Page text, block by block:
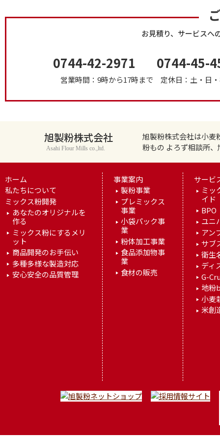
お見積り、サービスへ
0744-42-2971 0744-45-
営業時間：9時から17時まで 定休日：土・日
旭製粉株式会社
Asahi Flour Mills co.,ltd.
旭製粉株式会社は小麦
粉もの よろず相談所
ホーム
私たちについて
ミックス粉開発
あなたのオリジナルを
作る
ミックス粉にするメリ
ット
商品開発のお手伝い
多種多様な製造対応
安心安全の品質管理
事業案内
製粉事業
プレミックス
事業
小袋パック事
業
粉体加工事業
食品添加物事
業
食材の販売
サービ
ミッ
イド
BPO
ユニ
アン
サブ
衛生
ディ
G-
地粉
小麦
米創